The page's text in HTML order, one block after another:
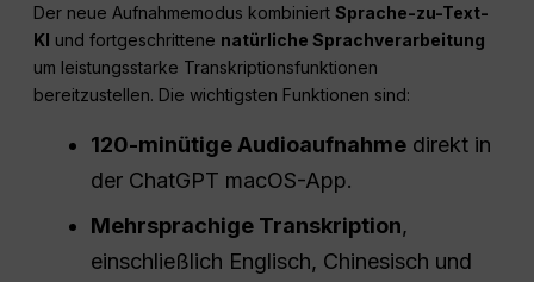
Der neue Aufnahmemodus kombiniertSprache-zu-Text-
KI und fortgeschrittene natürliche Sprachverarbeitung
um leistungsstarke Transkriptionsfunktionen
bereitzustellen. Die wichtigsten Funktionen sind:
120-minütige Audioaufnahme direkt in
der ChatGPT macOS-App.
Mehrsprachige Transkription,
einschließlich Englisch, Chinesisch und